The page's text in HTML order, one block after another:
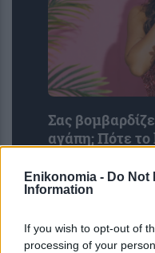
Enikonomia - Do Not
Information
If you wish to opt-out of
processing of your
Σας
αγάπη; Πότε το